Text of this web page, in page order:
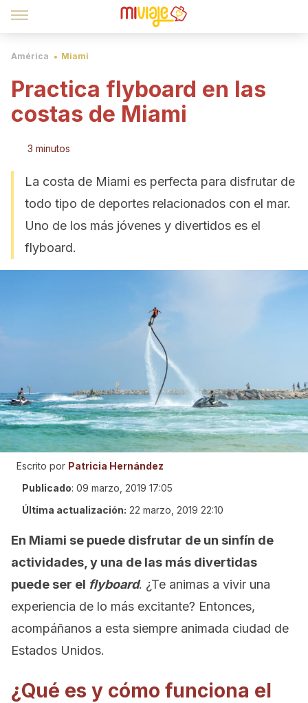
América Miami
Practica flyboard en las
costas de Miami
3 minutos
La costa de Miami es perfecta para disfrutar de
todo tipo de deportes relacionados con el mar.
Uno de los más jóvenes y divertidos es el
flyboard.
Escrito por Patricia Hernández
Publicado: 09 marzo, 2019 17:05
Última actualización: 22 marzo, 2019 22:10
En Miami se puede disfrutar de un sinfín de
actividades, y una de las más divertidas
puede ser el flyboard. ¿Te animas a vivir una
experiencia de lo más excitante? Entonces,
acompáñanos a esta siempre animada ciudad de
Estados Unidos.
¿Qué es y cómo funciona el